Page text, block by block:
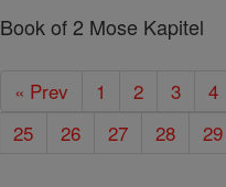
Book of 2 Mose Kapitel
« Prev 1 2 3 4
25
26 27 28 29